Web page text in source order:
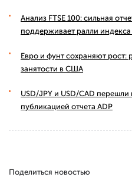
Анализ FTSE 100: сильная
поддерживает ралли
Евро и фунт сохраняют рост:
занятости в США
USD/JPY и USD/CAD
публикацией отчета ADP
Поделиться новостью